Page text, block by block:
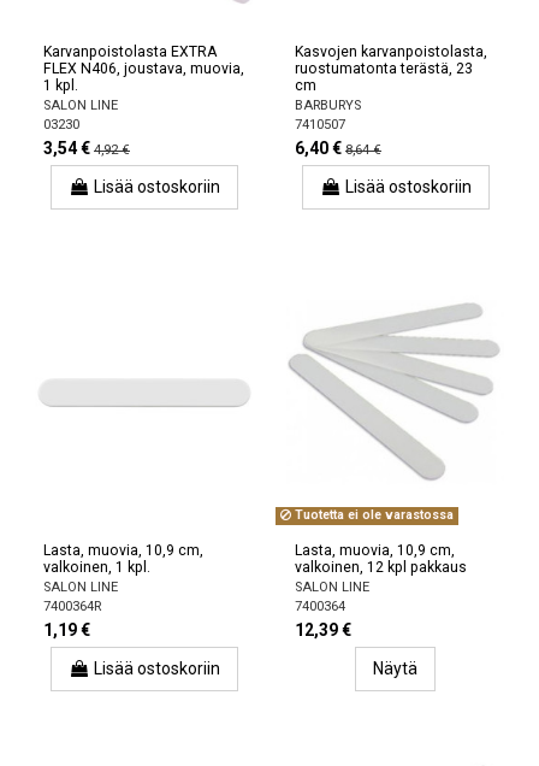
Karvanpoistolasta EXTRA
FLEX N406, joustava, muovia,
1 kpl.
SALON LINE
03230
3,54 € 4,92 €
Lisää ostoskoriin
Kasvojen karvanpoistolasta,
ruostumatonta terästä, 23
cm
BARBURYS
7410507
6,40 € 8,64 €
Lisää ostoskoriin
Lasta, muovia, 10,9 cm,
valkoinen, 1 kpl.
SALON LINE
7400364R
1,19 €
Lisää ostoskoriin
Tuotetta ei ole varastossa
Lasta, muovia, 10,9 cm,
valkoinen, 12 kpl pakkaus
SALON LINE
7400364
12,39 €
Näytä